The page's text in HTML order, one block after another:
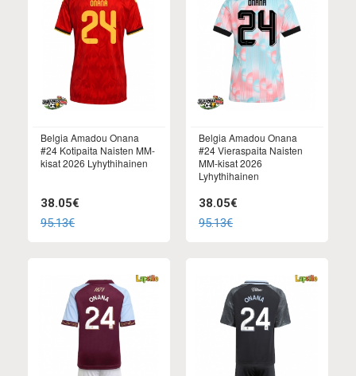
Belgia Amadou Onana
#24 Kotipaita Naisten MM-
kisat 2026 Lyhythihainen
38.05€
95.13€
Belgia Amadou Onana
#24 Vieraspaita Naisten
MM-kisat 2026
Lyhythihainen
38.05€
95.13€